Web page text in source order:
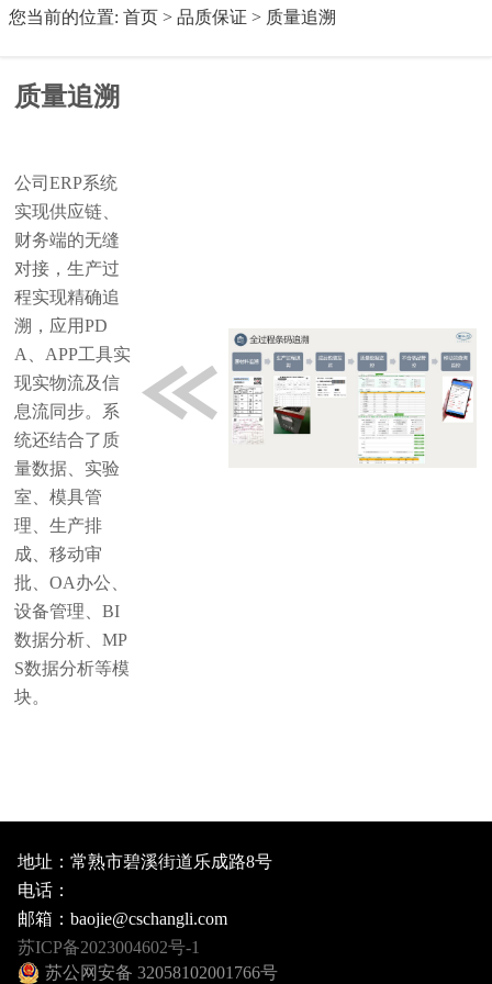
您当前的位置: 首页> 品质保证 > 质量追溯
质量追溯
公司ERP系统
实现供应链、
财务端的无缝
对接，生产过
程实现精确追
溯，应用PD
A、APP工具实
现实物流及信
息流同步。系
统还结合了质
量数据、实验
室、模具管
理、生产排
成、移动审
批、OA办公、
设备管理、BI
数据分析、MP
S数据分析等模
块。
地址：常熟市碧溪街道乐成路8号
电话：
邮箱：baojie@cschangli.com
苏ICP备2023004602号-1
苏公网安备 32058102001766号